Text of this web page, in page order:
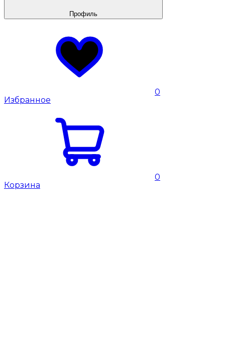
Профиль
0
Избранное
0
Корзина